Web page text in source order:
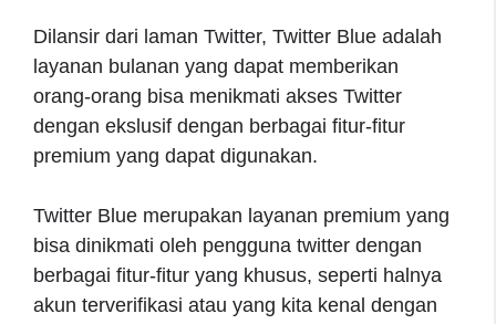
Dilansir dari laman Twitter, Twitter Blue adalah
layanan bulanan yang dapat memberikan
orang-orang bisa menikmati akses Twitter
dengan ekslusif dengan berbagai fitur-fitur
premium yang dapat digunakan.
Twitter Blue merupakan layanan premium yang
bisa dinikmati oleh pengguna twitter dengan
berbagai fitur-fitur yang khusus, seperti halnya
akun terverifikasi atau yang kita kenal dengan